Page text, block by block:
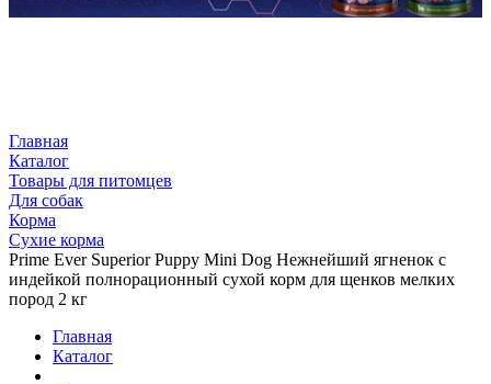
Главная
Каталог
Товары для питомцев
Для собак
Корма
Сухие корма
Prime Ever Superior Puppy Mini Dog Нежнейший ягненок с
индейкой полнорационный сухой корм для щенков мелких
пород 2 кг
Главная
Каталог